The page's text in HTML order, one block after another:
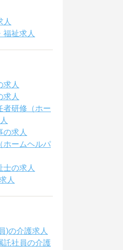
人
福祉求人
求人
求人
者研修（ホー
の求人
ホームヘルパ
士の求人
人
)の介護求人
託社員の介護